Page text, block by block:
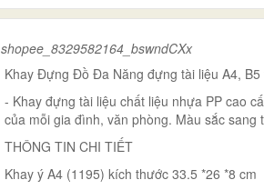
shopee_8329582164_bswndCXx
Khay Đựng Đồ Đa Năng đựng tài liệu A4,
- Khay đựng tài liệu chất liệu nhựa PP cao
của mỗi gia đình, văn phòng. Màu sắc sang
THÔNG TIN CHI TIẾT
Khay ý A4 (1195) kích thước 33.5 *26 *8 cm